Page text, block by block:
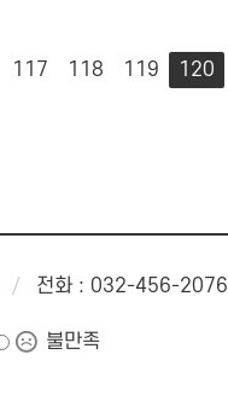
117 118 119 120
전화 : 032-456-2076
불만족